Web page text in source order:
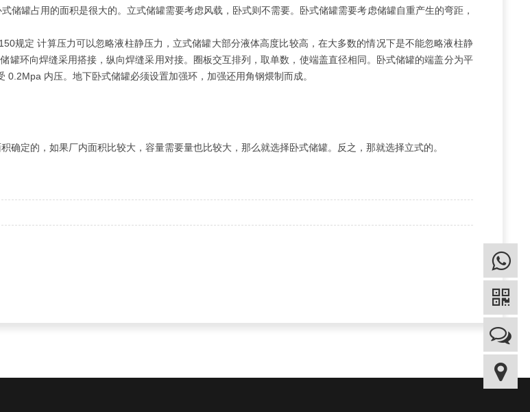
罐占用的面积是很大的。立式储罐需要考虑风载，卧式则不需要。卧式储罐需要考虑储罐自重产生的弯距，
规定 计算压力可以忽略液柱静压力，立式储罐大部分液体高度比较高，在大多数的情况下是不能忽略液柱静
环向焊缝采用搭接，纵向焊缝采用对接。圈板交互排列，取单数，使端盖直径相同。卧式储罐的端盖分为平
内压。地下卧式储罐必须设置加强环，加强还用角钢煨制而成。
定的，如果厂内面积比较大，容量需要量也比较大，那么就选择卧式储罐。反之，那就选择立式的。